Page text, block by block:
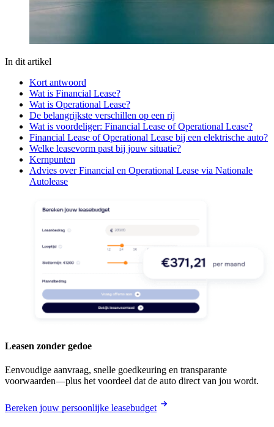
In dit artikel
Kort antwoord
Wat is Financial Lease?
Wat is Operational Lease?
De belangrijkste verschillen op een rij
Wat is voordeliger: Financial Lease of Operational Lease?
Financial Lease of Operational Lease bij een elektrische auto?
Welke leasevorm past bij jouw situatie?
Kernpunten
Advies over Financial en Operational Lease via Nationale
Autolease
Leasen zonder gedoe
Eenvoudige aanvraag, snelle goedkeuring en transparante
voorwaarden—plus het voordeel dat de auto direct van jou wordt.
Bereken jouw persoonlijke leasebudget